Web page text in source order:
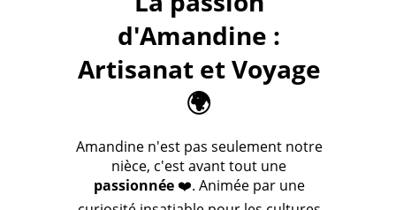
d'Amandine :
Artisanat et Voyage
🌍
Amandine n'est pas seulement notre
nièce, c'est avant tout une
passionnée❤️. Animée par une